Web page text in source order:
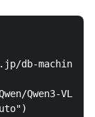
db-machine/
Qwen3-VL-